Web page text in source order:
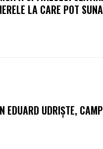
LA CARE POT
EDUARD UDRIȘTE,